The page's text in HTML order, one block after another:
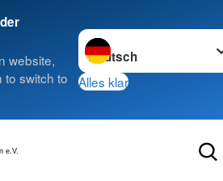
website,
to switch to
Sprache wechseln zu
Alles klar
e.V.